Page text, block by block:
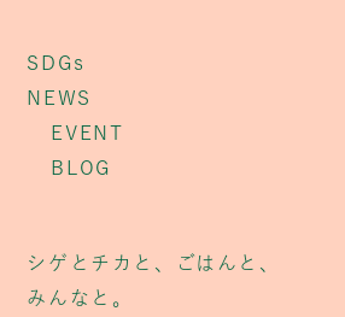
SDGs
NEWS
EVENT
BLOG
シゲとチカと、ごはんと、
みんなと。